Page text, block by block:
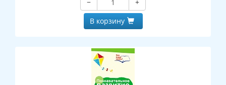
−
+
В корзину